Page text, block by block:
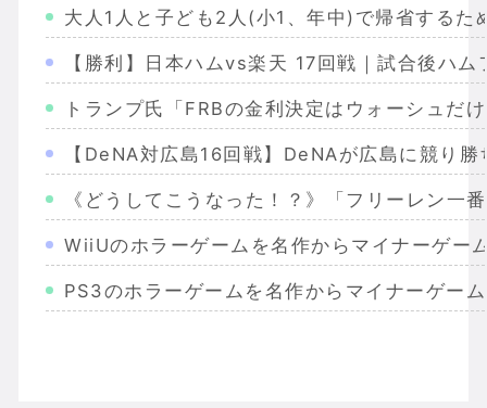
大人1人と子ども2人(小1、年中)で帰省する
【勝利】日本ハムvs楽天 17回戦｜試合後ハ
トランプ氏「FRBの金利決定はウォーシュだ
【DeNA対広島16回戦】DeNAが広島に競り
《どうしてこうなった！？》「フリーレン
WiiUのホラーゲームを名作からマイナーゲー
PS3のホラーゲームを名作からマイナーゲー